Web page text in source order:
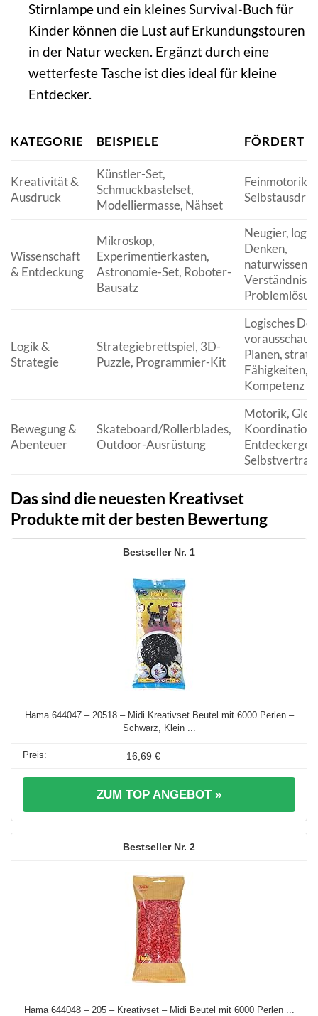
Stirnlampe und ein kleines Survival-Buch für
Kinder können die Lust auf Erkundungstouren
in der Natur wecken. Ergänzt durch eine
wetterfeste Tasche ist dies ideal für kleine
Entdecker.
KATEGORIE BEISPIELE FÖRDERT
Kreativität &
Ausdruck
Künstler-Set,
Schmuckbastelset,
Modelliermasse, Nähset
Feinmotorik,
Wissenschaft
& Entdeckung
Mikroskop,
Experimentierkasten,
Astronomie-Set, Roboter-
Bausatz
Neugier,
Denken,
Verständnis,
Logik &
Strategie
Strategiebrettspiel, 3D-
Puzzle, Programmier-Kit
Logisches
Planen,
Fähigkeiten,
Kompetenz
Bewegung &
Abenteuer
Skateboard/Rollerblades,
Outdoor-Ausrüstung
Motorik,
Koordination,
Das sind die neuesten Kreativset
Produkte mit der besten Bewertung
1
Hama 644047 – 20518 – Midi Kreativset Beutel mit 6000 Perlen –
Schwarz, Klein ...
16,69 €
ZUM TOP ANGEBOT »
2
Hama 644048 – 205 – Kreativset – Midi Beutel mit 6000 Perlen ...